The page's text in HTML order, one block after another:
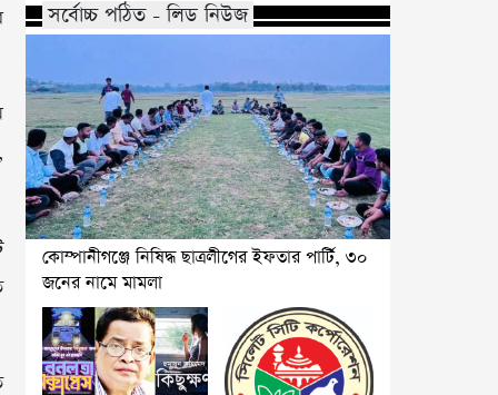
সর্বোচ্চ পঠিত - লিড নিউজ
কোম্পানীগঞ্জে নিষিদ্ধ ছাত্রলীগের ইফতার পার্টি, ৩০
জনের নামে মামলা